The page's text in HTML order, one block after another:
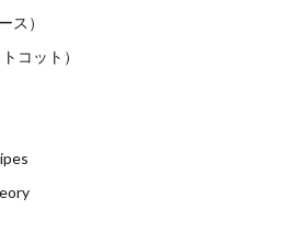
ス）
コット）